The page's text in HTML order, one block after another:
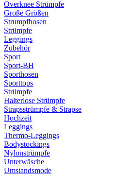
Overknee Strümpfe
Große Größen
Strumpfhosen
Strümpfe
Leggings
Zubehör
Sport
Sport-BH
Sporthosen
Sporttops
Strümpfe
Halterlose Strümpfe
Strapsstrümpfe & Strapse
Hochzeit
Leggings
Thermo-Leggings
Bodystockings
Nylonstrümpfe
Unterwäsche
Umstandsmode